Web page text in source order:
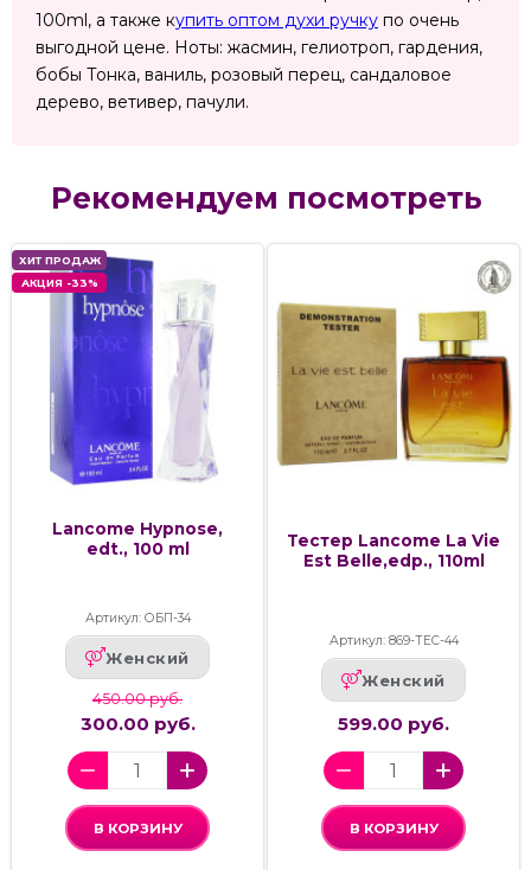
100ml, а также купить оптом духи ручку по очень
выгодной цене. Ноты: жасмин, гелиотроп, гардения,
бобы Тонка, ваниль, розовый перец, сандаловое
дерево, ветивер, пачули.
Рекомендуем посмотреть
ХИТ ПРОДАЖ
АКЦИЯ -33%
Lancome Hypnose,
edt., 100 ml
Артикул: ОБП-34
Женский
450.00 руб.
300.00 руб.
В КОРЗИНУ
Тестер Lancome La Vie
Est Belle,edp., 110ml
Артикул: 869-ТЕС-44
Женский
599.00 руб.
В КОРЗИНУ